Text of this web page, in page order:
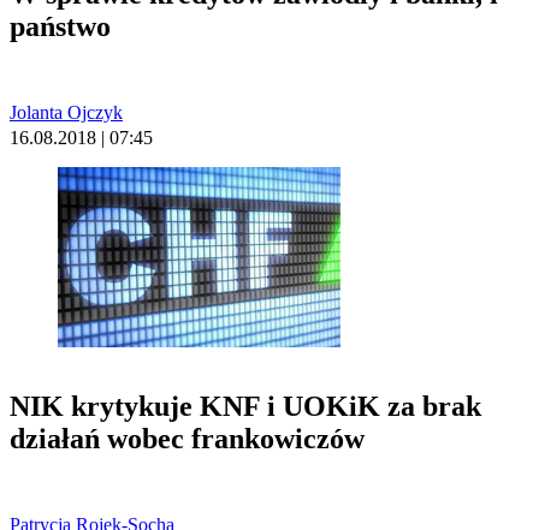
państwo
Jolanta Ojczyk
16.08.2018 | 07:45
NIK krytykuje KNF i UOKiK za brak
działań wobec frankowiczów
Patrycja Rojek-Socha